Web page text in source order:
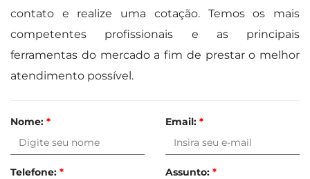
contato e realize uma cotação. Temos os mais
competentes profissionais e as principais
ferramentas do mercado a fim de prestar o melhor
atendimento possível.
Nome: * Email: *
Telefone: * Assunto: *